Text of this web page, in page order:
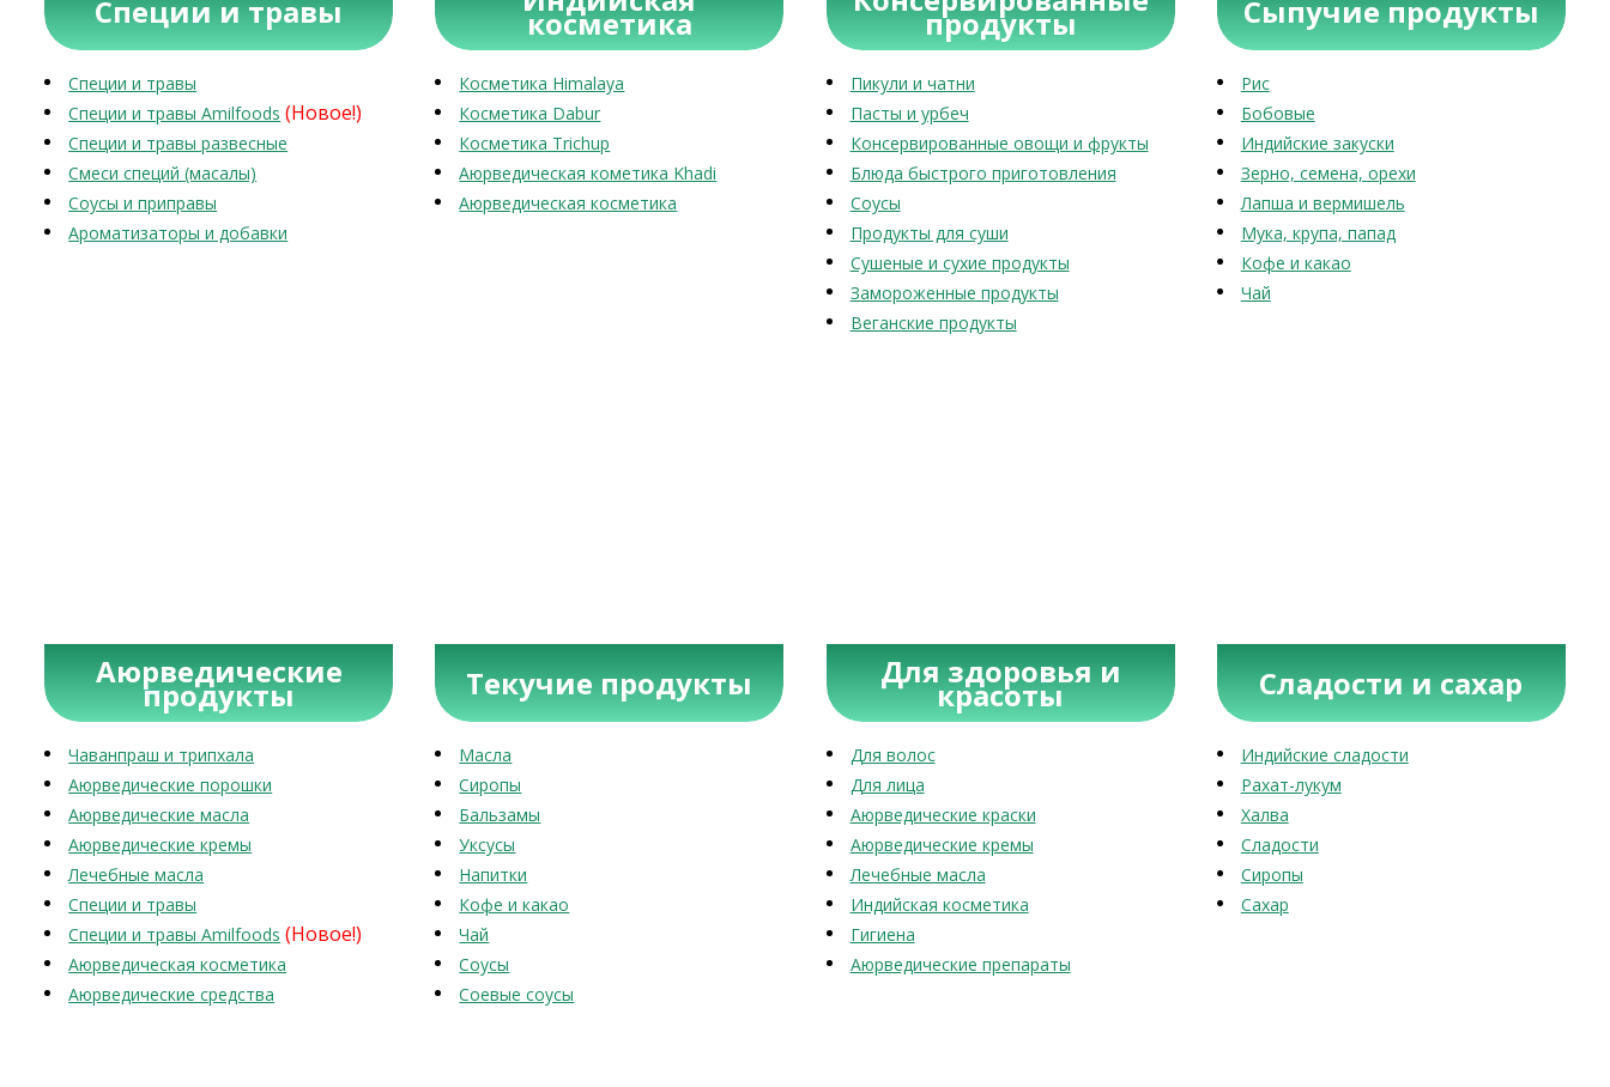
Специи и травы
Специи и травы
Специи и травы Amilfoods (Новое!)
Специи и травы развесные
Смеси специй (масалы)
Соусы и приправы
Ароматизаторы и добавки
косметика
Косметика Himalaya
Косметика Dabur
Косметика Trichup
Аюрведическая кометика Khadi
Аюрведическая косметика
продукты
Пикули и чатни
Пасты и урбеч
Консервированные овощи и фрукты
Блюда быстрого приготовления
Соусы
Продукты для суши
Сушеные и сухие продукты
Замороженные продукты
Веганские продукты
Сыпучие продукты
Рис
Бобовые
Индийские закуски
Зерно, семена, орехи
Лапша и вермишель
Мука, крупа, папад
Кофе и какао
Чай
Аюрведические
продукты
Чаванпраш и трипхала
Аюрведические порошки
Аюрведические масла
Аюрведические кремы
Лечебные масла
Специи и травы
Специи и травы Amilfoods (Новое!)
Аюрведическая косметика
Аюрведические средства
Текучие продукты
Масла
Сиропы
Бальзамы
Уксусы
Напитки
Кофе и какао
Чай
Соусы
Соевые соусы
Для здоровья и
красоты
Для волос
Для лица
Аюрведические краски
Аюрведические кремы
Лечебные масла
Индийская косметика
Гигиена
Аюрведические препараты
Сладости и сахар
Индийские сладости
Рахат-лукум
Халва
Сладости
Сиропы
Сахар